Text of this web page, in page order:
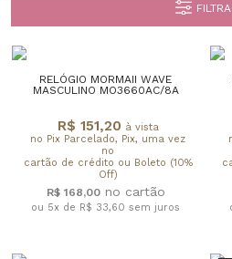
RELÓGIO MORMAII WAVE
MASCULINO MO3660AC/8A
R$ 151,20 à vista
no Pix Parcelado, Pix, uma vez
no
cartão de crédito ou Boleto (10%
Off)
R$ 168,00
ou 5x de R$ 33,60 sem juros